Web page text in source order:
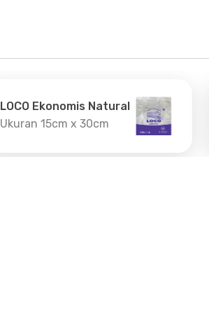
LOCO Ekonomis Natural
Ukuran 15cm x 30cm